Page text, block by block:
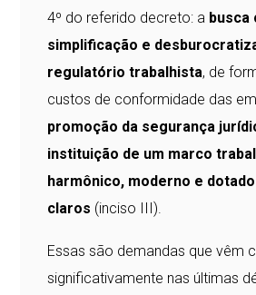
4º do referido decreto: a busca
simplificação e
regulatório trabalhista, de
custos de conformidade das
promoção da segurança
instituição de um marco
harmônico, moderno e
claros (inciso III).
Essas são demandas que vêm
significativamente nas últimas